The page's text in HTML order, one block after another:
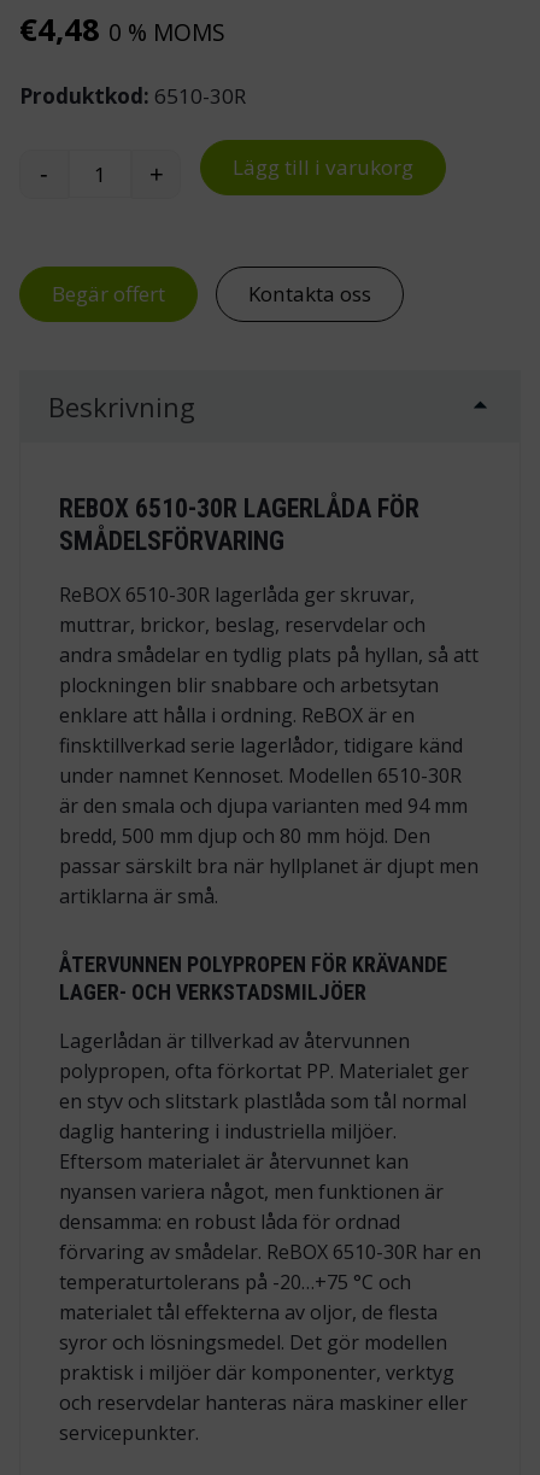
€4,48 0 % MOMS
Produktkod: 6510-30R
ReBOX lagerlåda 6510-30R mängd
- + Lägg till i varukorg
Begär offert Kontakta oss
Beskrivning
REBOX 6510-30R LAGERLÅDA FÖR
SMÅDELSFÖRVARING
ReBOX 6510-30R lagerlåda ger skruvar,
muttrar, brickor, beslag, reservdelar och
andra smådelar en tydlig plats på hyllan, så att
plockningen blir snabbare och arbetsytan
enklare att hålla i ordning. ReBOX är en
finsktillverkad serie lagerlådor, tidigare känd
under namnet Kennoset. Modellen 6510-30R
är den smala och djupa varianten med 94 mm
bredd, 500 mm djup och 80 mm höjd. Den
passar särskilt bra när hyllplanet är djupt men
artiklarna är små.
ÅTERVUNNEN POLYPROPEN FÖR KRÄVANDE
LAGER- OCH VERKSTADSMILJÖER
Lagerlådan är tillverkad av återvunnen
polypropen, ofta förkortat PP. Materialet ger
en styv och slitstark plastlåda som tål normal
daglig hantering i industriella miljöer.
Eftersom materialet är återvunnet kan
nyansen variera något, men funktionen är
densamma: en robust låda för ordnad
förvaring av smådelar. ReBOX 6510-30R har en
temperaturtolerans på -20…+75 °C och
materialet tål effekterna av oljor, de flesta
syror och lösningsmedel. Det gör modellen
praktisk i miljöer där komponenter, verktyg
och reservdelar hanteras nära maskiner eller
servicepunkter.